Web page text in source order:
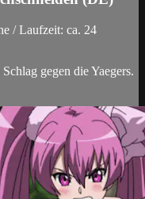
/ Laufzeit: ca. 24
gegen die Yaegers.